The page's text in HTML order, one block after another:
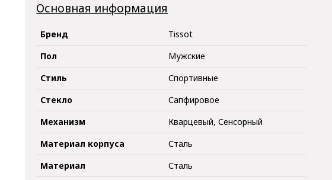
Основная информация
Бренд
Tissot
Пол
Мужские
Стиль
Спортивные
Стекло
Сапфировое
Механизм
Кварцевый, Сенсорный
Материал корпуса
Сталь
Материал
Сталь